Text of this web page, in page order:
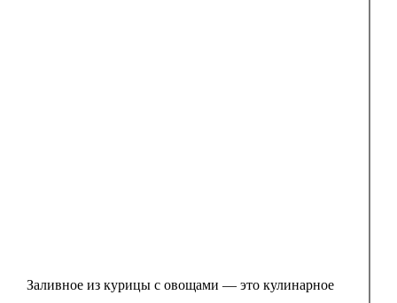
Заливное из курицы с овощами — это кулинарное